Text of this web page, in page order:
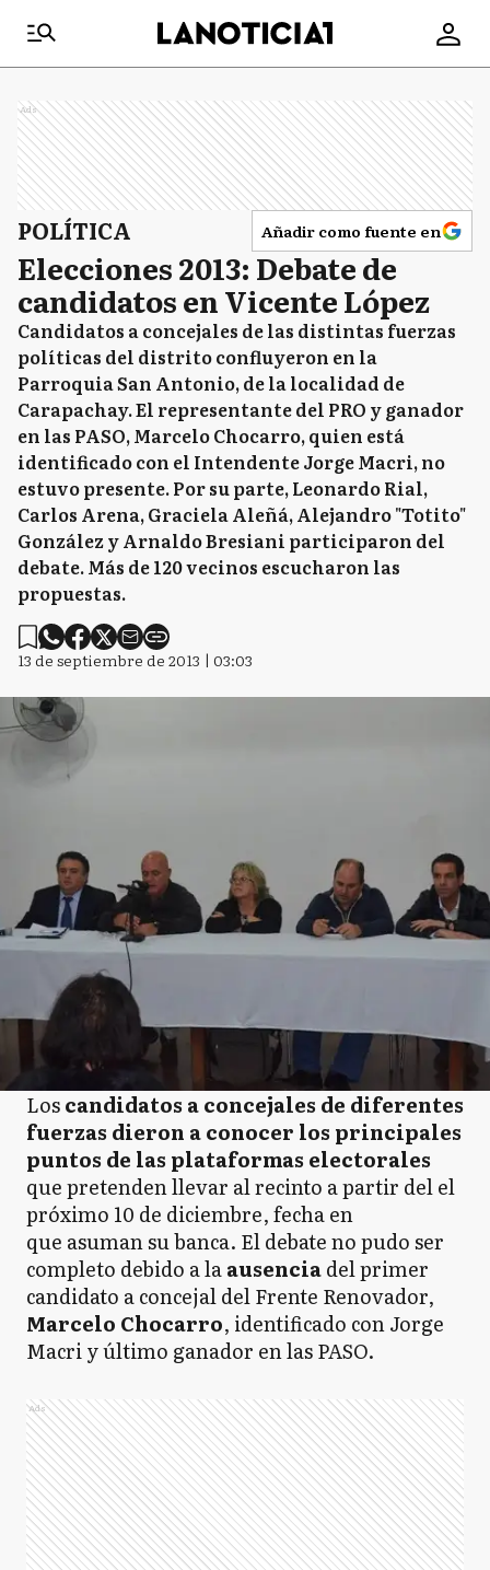
Ads
POLÍTICA Añadir como fuente en
Elecciones 2013: Debate de
candidatos en Vicente López
Candidatos a concejales de las distintas fuerzas
políticas del distrito confluyeron en la
Parroquia San Antonio, de la localidad de
Carapachay. El representante del PRO y ganador
en las PASO, Marcelo Chocarro, quien está
identificado con el Intendente Jorge Macri, no
estuvo presente. Por su parte, Leonardo Rial,
Carlos Arena, Graciela Aleñá, Alejandro "Totito"
González y Arnaldo Bresiani participaron del
debate. Más de 120 vecinos escucharon las
propuestas.
13 de septiembre de 2013 | 03:03
Loscandidatos a concejales de diferentes
fuerzas dieron a conocer los principales
puntos de las plataformas electorales
que pretenden llevar al recinto a partir del el
próximo 10 de diciembre, fecha en
que asuman su banca. El debate no pudo ser
completo debido a laausenciadel primer
candidato a concejal del Frente Renovador,
Marcelo Chocarro, identificado con Jorge
Macri y último ganador en las PASO.
Ads